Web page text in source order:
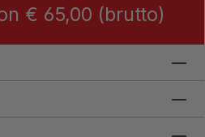
€ 65,00 (brutto)